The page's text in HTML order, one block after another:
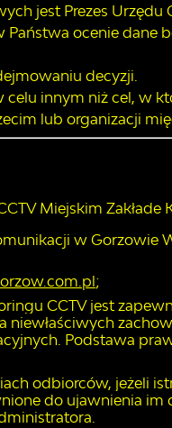
jest Prezes
ocenie dane
decyzji.
innym niż cel, w
lub organizacji
Miejskim
w Gorzowie
;
CCTV jest
Podstawa
odbiorców, jeżeli
do ujawnienia im